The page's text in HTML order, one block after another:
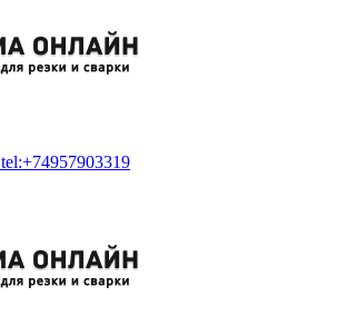
tel:+74957903319